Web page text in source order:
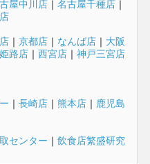
屋中川店｜ 名古屋千種店｜
｜ 京都店｜ なんば店｜ 大阪
姫路店｜ 西宮店｜ 神戸三宮店
｜ 長崎店｜ 熊本店｜ 鹿児島
センター ｜ 飲食店繁盛研究